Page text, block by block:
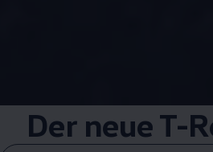
Der neue T-